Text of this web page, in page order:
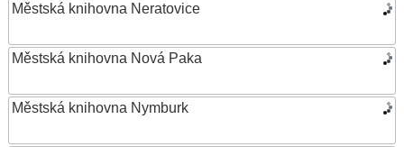
Městská knihovna Neratovice
Městská knihovna Nová Paka
Městská knihovna Nymburk